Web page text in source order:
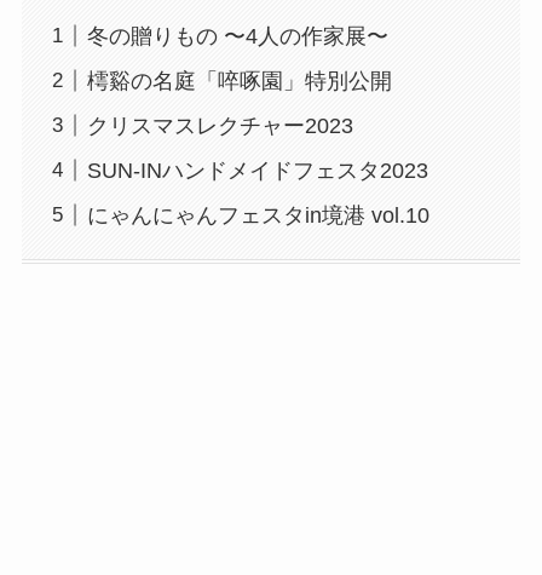
冬の贈りもの 〜4人の作家展〜
樗谿の名庭「啐啄園」特別公開
クリスマスレクチャー2023
SUN-INハンドメイドフェスタ2023
にゃんにゃんフェスタin境港 vol.10